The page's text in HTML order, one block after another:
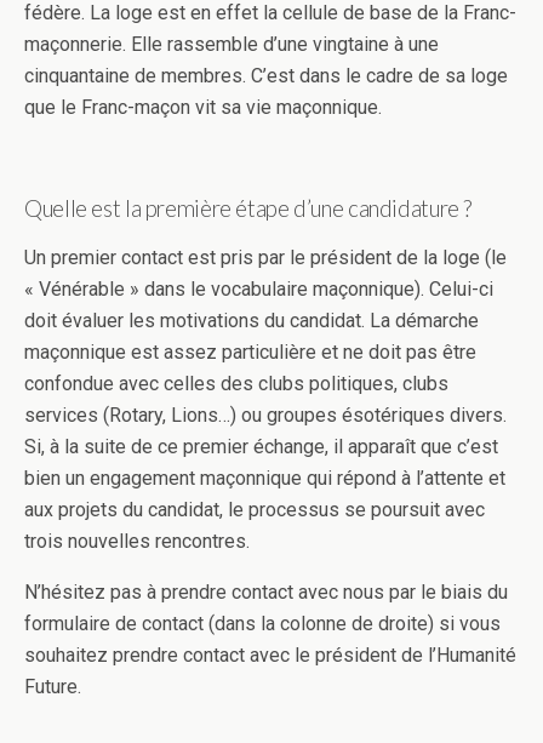
fédère. La loge est en effet la cellule de base de la Franc-
maçonnerie. Elle rassemble d’une vingtaine à une
cinquantaine de membres. C’est dans le cadre de sa loge
que le Franc-maçon vit sa vie maçonnique.
Quelle est la première étape d’une candidature ?
Un premier contact est pris par le président de la loge (le
« Vénérable » dans le vocabulaire maçonnique). Celui-ci
doit évaluer les motivations du candidat. La démarche
maçonnique est assez particulière et ne doit pas être
confondue avec celles des clubs politiques, clubs
services (Rotary, Lions…) ou groupes ésotériques divers.
Si, à la suite de ce premier échange, il apparaît que c’est
bien un engagement maçonnique qui répond à l’attente et
aux projets du candidat, le processus se poursuit avec
trois nouvelles rencontres.
N’hésitez pas à prendre contact avec nous par le biais du
formulaire de contact (dans la colonne de droite) si vous
souhaitez prendre contact avec le président de l’Humanité
Future.